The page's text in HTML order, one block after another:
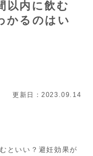
以内に飲む
かるのはい
更新日：2023.09.14